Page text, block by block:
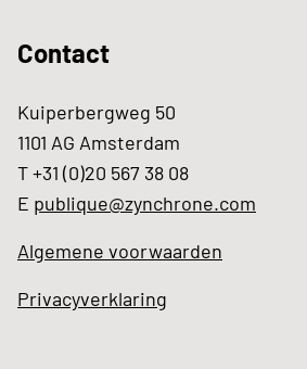
Contact
Kuiperbergweg 50
1101 AG Amsterdam
T +31 (0)20 567 38 08
E publique@zynchrone.com
Algemene voorwaarden
Privacyverklaring